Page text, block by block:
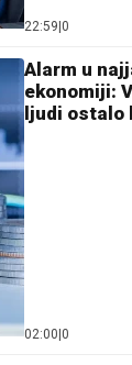
22:59 0
Alarm u
ekonomiji:
ljudi ostalo
02:00 0